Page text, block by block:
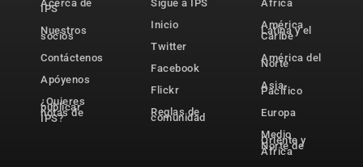
Acerca de
IPS
Nuestros
socios
Contáctenos
Apóyenos
¿Quieres
publicar
notas de
IPS?
Sigue a IPS
Inicio
Twitter
Facebook
Flickr
Reglas de
comunidad
África
América
Latina y el
Caribe
América del
Norte
Asia-
Pacífico
Europa
Medio
Oriente y
Norte de
África